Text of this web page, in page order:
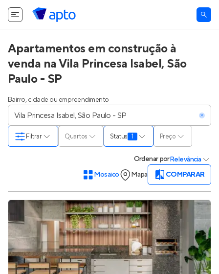
Apartamentos em construção à
venda na Vila Princesa Isabel, São
Paulo - SP
Bairro, cidade ou empreendimento
Quartos Status 1 Preço
Filtrar
OrdenarporRelevância
Mosaico
Mapa COMPARAR